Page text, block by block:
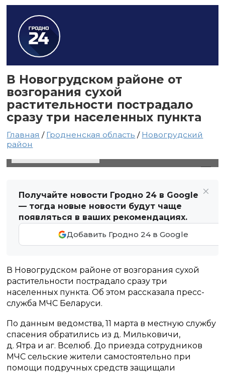
В Новогрудском районе от
возгорания сухой
растительности пострадало
сразу три населенных пункта
Главная / Гродненская область / Новогрудский
район
Получайте новости Гродно 24 в Google
— тогда новые новости будут чаще
появляться в ваших рекомендациях.
Добавить Гродно 24 в Google
В Новогрудском районе от возгорания сухой
растительности пострадало сразу три
населенных пункта. Об этом рассказала пресс-
служба МЧС Беларуси.
По данным ведомства, 11 марта в местную службу
спасения обратились из д. Мильковичи,
д. Ятра и аг. Вселюб. До приезда сотрудников
МЧС сельские жители самостоятельно при
помощи подручных средств защищали